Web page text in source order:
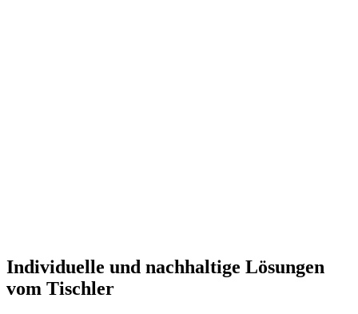
Individuelle und nachhaltige Lösungen
vom Tischler